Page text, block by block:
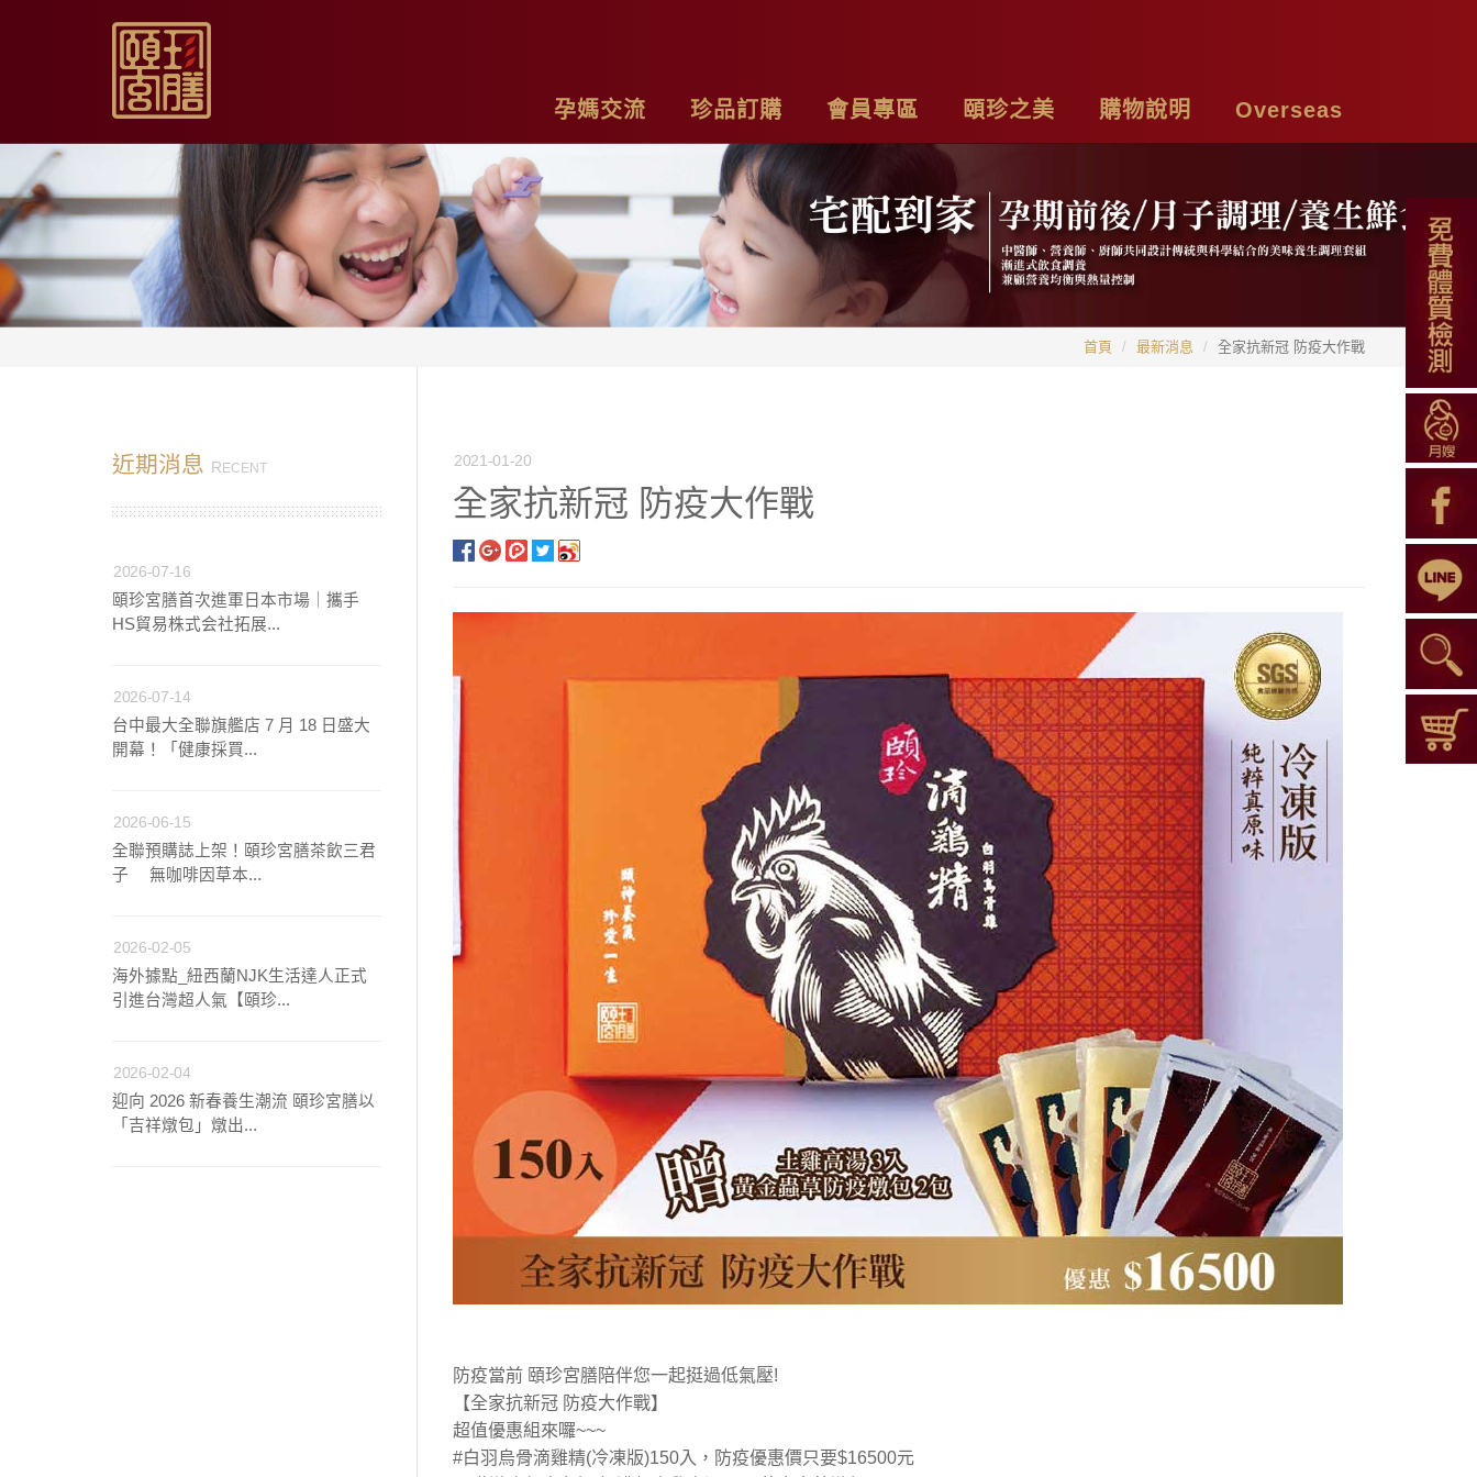
孕媽交流
影片分享
珍品訂購
【限時促銷】玫瑰夏日亮麗計畫
【居家月子DIY】坐月子料理食材套組
【日常飲用】東方草本茶系列
【無禮盒自用】烏骨滴雞精家庭號
【中醫師推薦】兒童成長系列
【營養師推薦】寶寶、銀髮粥品系列
【台灣坐月子】月子周邊商品
【海外購物Oversea】滴雞精、30日坐月子調養套組
會員專區
購物車
我的訂單
頤珍之美
品牌故事
聯絡我們
隱私權聲明
購物說明
付款方式
Overseas
Tea Bags
首頁 最新消息 全家抗新冠 防疫大作戰
近期消息 R ECENT
2026-07-16
頤珍宮膳首次進軍日本市場｜攜手
HS貿易株式会社拓展...
2026-07-14
台中最大全聯旗艦店 7 月 18 日盛大
開幕！「健康採買...
2026-06-15
全聯預購誌上架！頤珍宮膳茶飲三君
子 無咖啡因草本...
2026-02-05
海外據點_紐西蘭NJK生活達人正式
引進台灣超人氣【頤珍...
2026-02-04
迎向 2026 新春養生潮流 頤珍宮膳以
「吉祥燉包」燉出...
2021-01-20
全家抗新冠 防疫大作戰